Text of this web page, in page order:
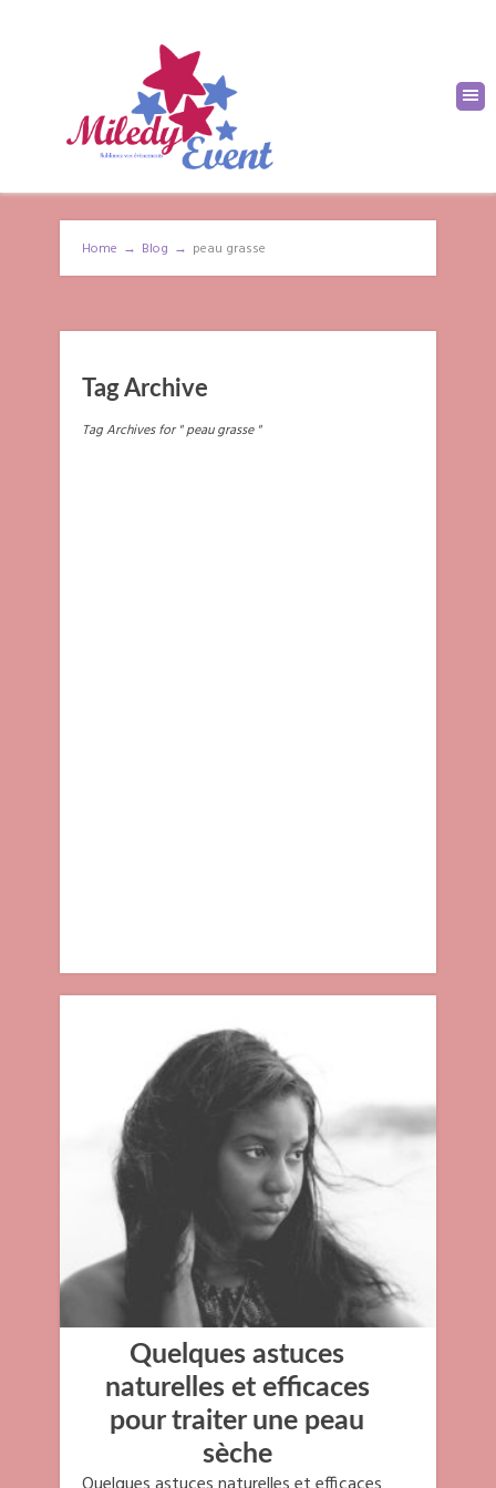
Home → Blog → peau grasse
Tag Archive
Tag Archives for " peau grasse "
Quelques astuces
naturelles et efficaces
pour traiter une peau
sèche